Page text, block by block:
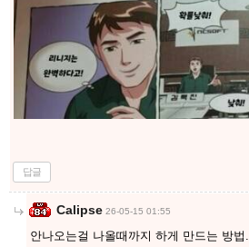
답글
Calipse 26-05-15 01:55
안나오는걸 나올때까지 하게 만드는 방법.